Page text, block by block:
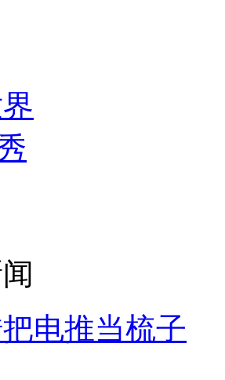
植树
”
电推当梳子